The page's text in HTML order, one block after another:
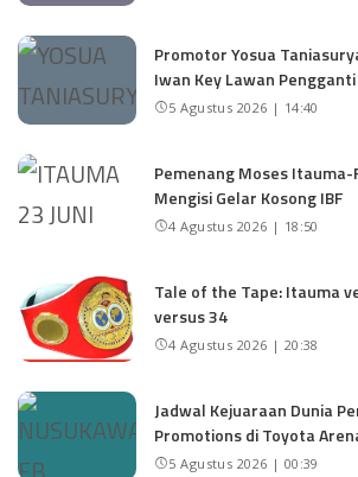
Promotor Yosua
Iwan Key Lawan Pengganti
5 Agustus 2026 | 14:40
Pemenang Moses
Mengisi Gelar Kosong IBF
4 Agustus 2026 | 18:50
Tale of the Tape: Itauma
versus 34
4 Agustus 2026 | 20:38
Jadwal Kejuaraan Dunia
Promotions di Toyota
5 Agustus 2026 | 00:39